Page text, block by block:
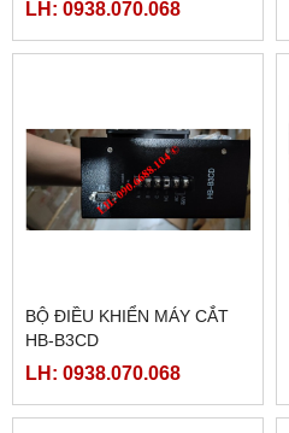
LH: 0938.070.068
BỘ ĐIỀU KHIỂN MÁY CẮT
HB-B3CD
LH: 0938.070.068